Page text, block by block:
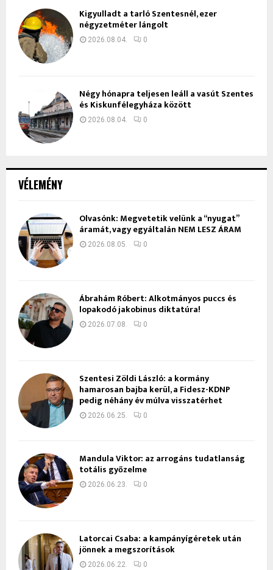
VÉLEMÉNY
Olvasónk: Megvetetik velünk a “nyugat”
áramát, vagy egyáltalán NEM LESZ ÁRAM
2026.08.05. 0
Ábrahám Róbert: Alkotmányos puccs és
lopakodó jakobinus diktatúra!
2026.07.08. 0
Szentesi Zöldi László: a kormány
hamarosan bajba kerül, a Fidesz-KDNP
pedig néhány év múlva visszatérhet
2026.06.25. 0
Mandula Viktor: az arrogáns tudatlanság
totális győzelme
2026.06.23. 0
Latorcai Csaba: a kampányígéretek után
jönnek a megszorítások
2026.06.22. 0
Kigyulladt a tarló Szentesnél, ezer
négyzetméter lángolt
2026.08.04. 0
Négy hónapra teljesen leáll a vasút Szentes
és Kiskunfélegyháza között
2026.08.04. 0